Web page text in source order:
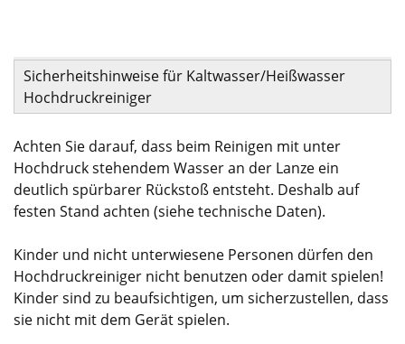
Sicherheitshinweise für Kaltwasser/Heißwasser
Hochdruckreiniger
Achten Sie darauf, dass beim Reinigen mit unter
Hochdruck stehendem Wasser an der Lanze ein
deutlich spürbarer Rückstoß entsteht. Deshalb auf
festen Stand achten (siehe technische Daten).
Kinder und nicht unterwiesene Personen dürfen den
Hochdruckreiniger nicht benutzen oder damit spielen!
Kinder sind zu beaufsichtigen, um sicherzustellen, dass
sie nicht mit dem Gerät spielen.